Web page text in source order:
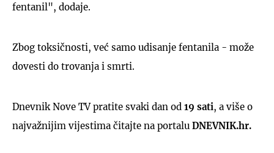
fentanil", dodaje.
Zbog toksičnosti, već samo udisanje fentanila - može
dovesti do trovanja i smrti.
Dnevnik Nove TV pratite svaki dan od 19 sati, a više o
najvažnijim vijestima čitajte na portalu DNEVNIK.hr.